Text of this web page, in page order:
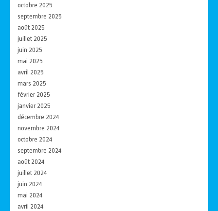
octobre 2025
septembre 2025
août 2025
juillet 2025
juin 2025
mai 2025
avril 2025
mars 2025
février 2025
janvier 2025
décembre 2024
novembre 2024
octobre 2024
septembre 2024
août 2024
juillet 2024
juin 2024
mai 2024
avril 2024